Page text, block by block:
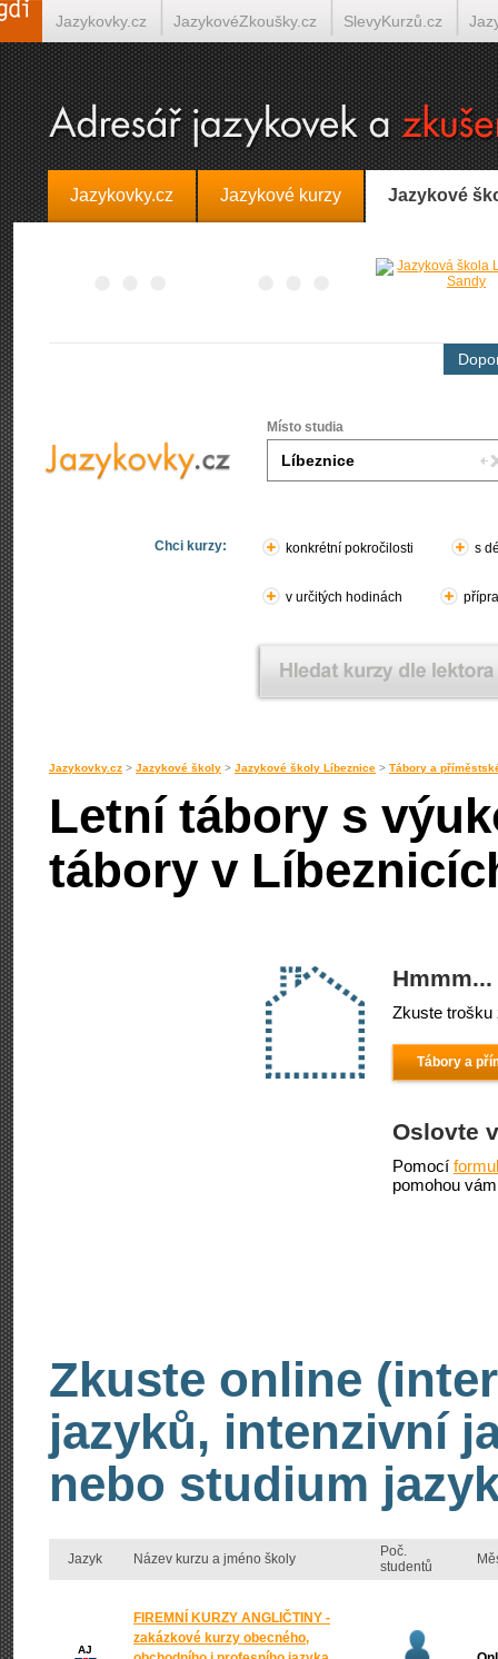
Jazykovky.cz Jazykové kurzy Jazykové
Místo studia
Chci kurzy: konkrétní pokročilosti s
v určitých hodinách
Jazykovky.cz > Jazykové školy > Jazykové školy Líbeznice > Tábory a
Letní tábory s
tábory v
Zkuste trošku
Tábory a
Oslovte
Pomocí
pomohou
Zkuste online
jazyků, intenzivní
nebo studium
Jazyk Název kurzu a jméno školy
Poč.
studentů
AJ
FIREMNÍ KURZY ANGLIČTINY -
zakázkové kurzy obecného,
Jazykovky.cz JazykovéZkoušky.cz SlevyKurzů.cz
Španělština on-line Italština on-line Tlumočení-